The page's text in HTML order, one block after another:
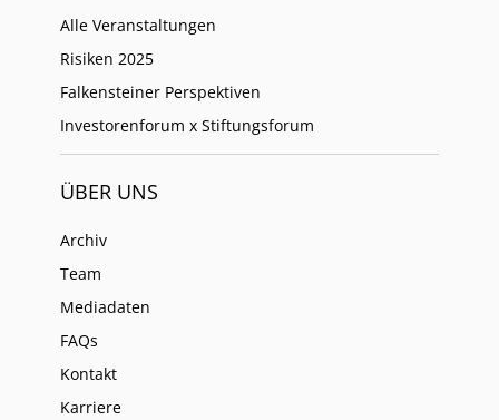
Alle Veranstaltungen
Risiken 2025
Falkensteiner Perspektiven
Investorenforum x Stiftungsforum
ÜBER UNS
Archiv
Team
Mediadaten
FAQs
Kontakt
Karriere